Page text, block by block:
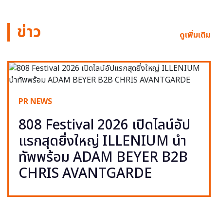
ข่าว ดูเพิ่มเติม
PR NEWS
808 Festival 2026 เปิดไลน์อัป
แรกสุดยิ่งใหญ่ ILLENIUM นำ
ทัพพร้อม ADAM BEYER B2B
CHRIS AVANTGARDE